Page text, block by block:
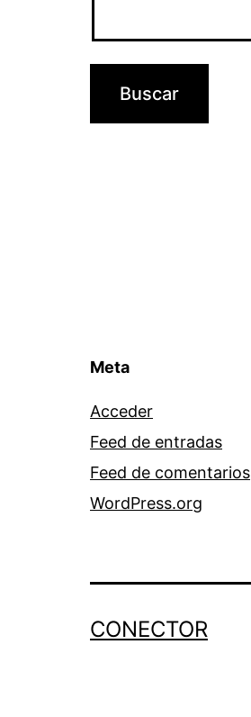
Meta
Acceder
Feed de entradas
Feed de comentarios
WordPress.org
CONECTOR